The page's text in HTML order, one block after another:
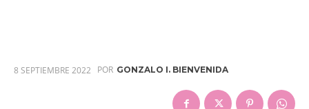
8 SEPTIEMBRE 2022 POR GONZALO I. BIENVENIDA